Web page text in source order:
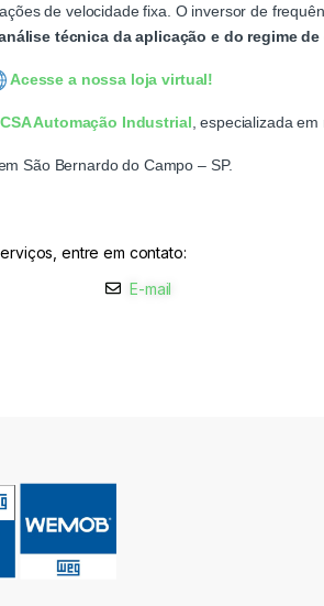
de velocidade fixa. O inversor de
técnica da aplicação e do regime de
Acesse a nossa loja virtual!
CSA Automação Industrial , especializada
São Bernardo do Campo – SP.
entre em contato:
E-mail